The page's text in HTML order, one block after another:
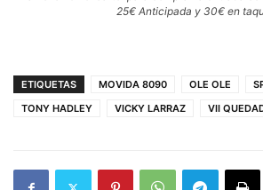
25€ Anticipada y 30€ en
ETIQUETAS MOVIDA 8090 OLE OLE
TONY HADLEY
VICKY LARRAZ VII